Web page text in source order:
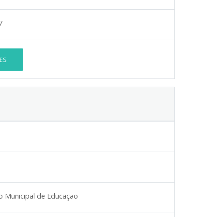
de Educação